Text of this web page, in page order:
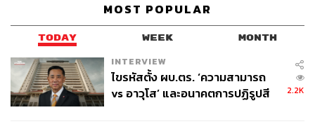
MOST POPULAR
TODAY WEEK MONTH
INTERVIEW
ไขรหัสตั้ง ผบ.ตร. ‘ความสามารถ
vs อาวุโส’ และอนาคตการปฏิรูปสี
2.2K